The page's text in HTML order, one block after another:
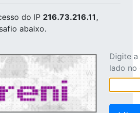
do IP 216.73.216.11,
abaixo.
Digite
lado no